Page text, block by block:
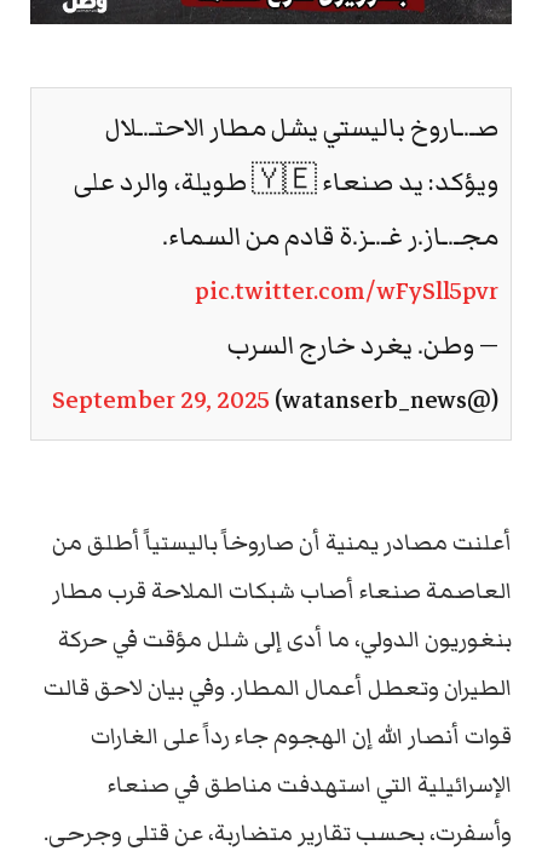
صـ.ـاروخ باليستي يشل مطار الاحتـ.ـلال
ويؤكد: يد صنعاء 🇾🇪 طويلة، والرد على
مجـ.ـاز.ر غـ.ـز.ة قادم من السماء.
pic.twitter.com/wFySll5pvr
— وطن. يغرد خارج السرب
(@watanserb_news)
September 29, 2025
أعلنت مصادر يمنية أن صاروخاً باليستياً أطلق من
العاصمة صنعاء أصاب شبكات الملاحة قرب مطار
بنغوريون الدولي، ما أدى إلى شلل مؤقت في حركة
الطيران وتعطل أعمال المطار. وفي بيان لاحق قالت
قوات أنصار الله إن الهجوم جاء رداً على الغارات
الإسرائيلية التي استهدفت مناطق في صنعاء
وأسفرت، بحسب تقارير متضاربة، عن قتلى وجرحى.